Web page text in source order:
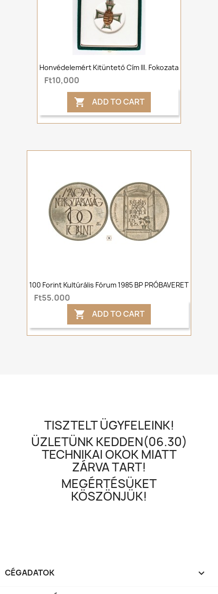
Honvédelemért Kitüntető Cím III. Fokozata
Ft10,000
 ADD TO CART
100 Forint Kultúrális Fórum 1985 BP PRÓBAVERET
Ft55,000
 ADD TO CART
TISZTELT ÜGYFELEINK!
ÜZLETÜNK KEDDEN(06.30)
TECHNIKAI OKOK MIATT
ZÁRVA TART!
MEGÉRTÉSÜKET
KÖSZÖNJÜK!
CÉGADATOK 